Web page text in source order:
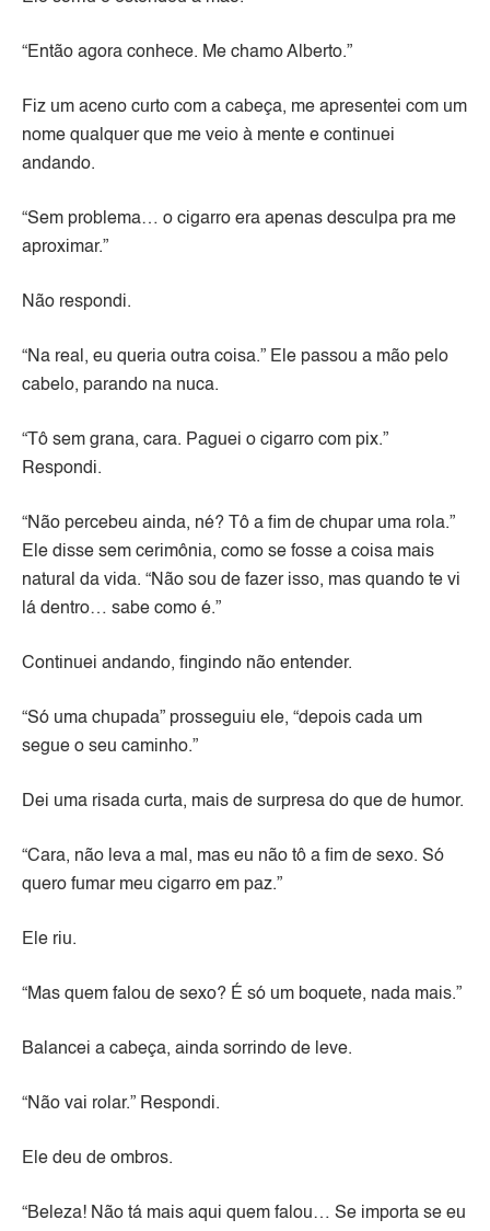
“Então agora conhece. Me chamo Alberto.”
Fiz um aceno curto com a cabeça, me apresentei com um
nome qualquer que me veio à mente e continuei
andando.
“Sem problema… o cigarro era apenas desculpa pra me
aproximar.”
Não respondi.
“Na real, eu queria outra coisa.” Ele passou a mão pelo
cabelo, parando na nuca.
“Tô sem grana, cara. Paguei o cigarro com pix.”
Respondi.
“Não percebeu ainda, né? Tô a fim de chupar uma rola.”
Ele disse sem cerimônia, como se fosse a coisa mais
natural da vida. “Não sou de fazer isso, mas quando te vi
lá dentro… sabe como é.”
Continuei andando, fingindo não entender.
“Só uma chupada” prosseguiu ele, “depois cada um
segue o seu caminho.”
Dei uma risada curta, mais de surpresa do que de humor.
“Cara, não leva a mal, mas eu não tô a fim de sexo. Só
quero fumar meu cigarro em paz.”
Ele riu.
“Mas quem falou de sexo? É só um boquete, nada mais.”
Balancei a cabeça, ainda sorrindo de leve.
“Não vai rolar.” Respondi.
Ele deu de ombros.
“Beleza! Não tá mais aqui quem falou… Se importa se eu